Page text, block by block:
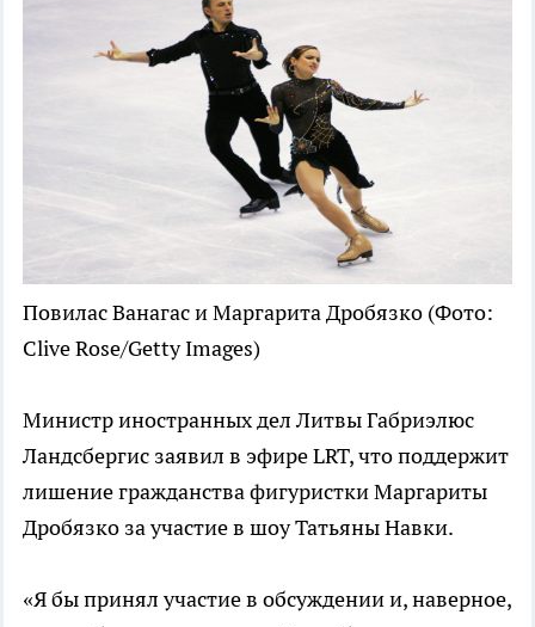
Повилас Ванагас и Маргарита Дробязко (Фото:
Clive Rose/Getty Images)
Министр иностранных дел Литвы Габриэлюс
Ландсбергис заявил в эфире LRT, что поддержит
лишение гражданства фигуристки Маргариты
Дробязко за участие в шоу Татьяны Навки.
«Я бы принял участие в обсуждении и, наверное,